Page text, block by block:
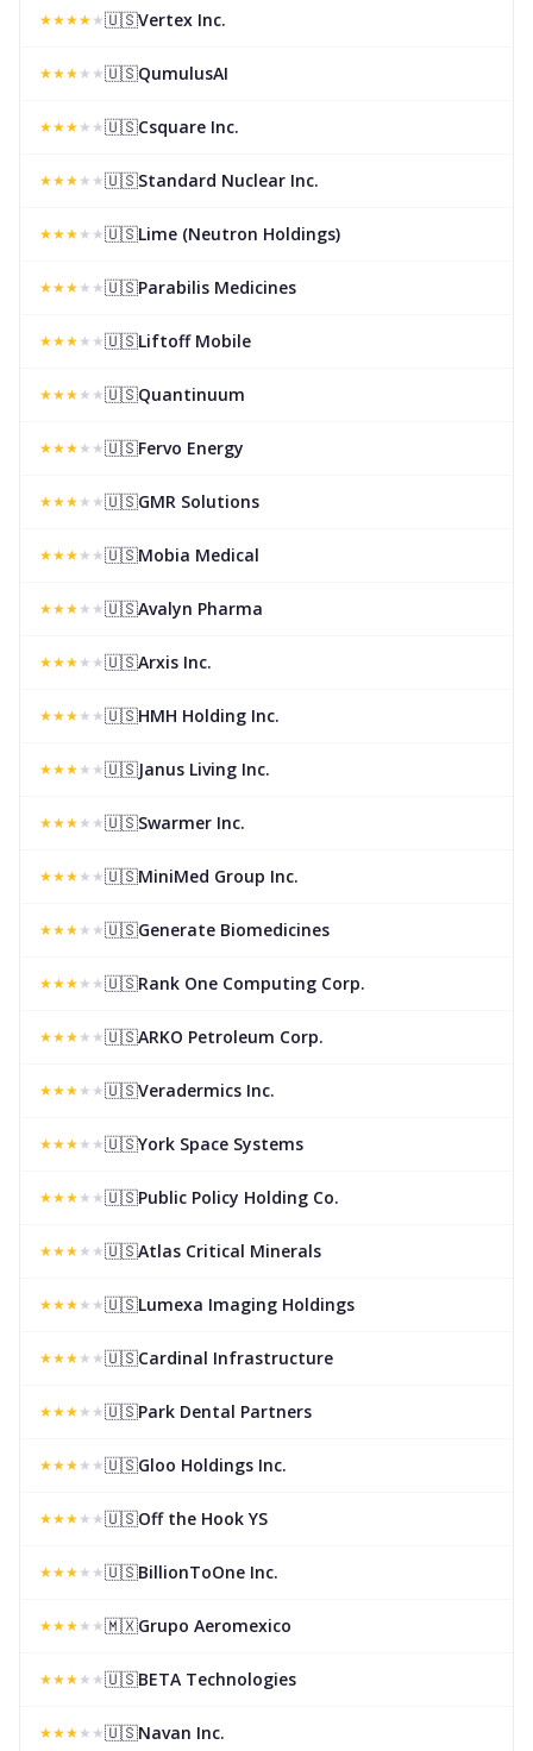
★★★★★🇺🇸Vertex Inc.
★★★★ ★🇺🇸QumulusAI
★★★★ ★🇺🇸Csquare Inc.
★★★★ ★🇺🇸Standard Nuclear Inc.
★★★★ ★🇺🇸Lime (Neutron Holdings)
★★★★ ★🇺🇸Parabilis Medicines
★★★★ ★🇺🇸Liftoff Mobile
★★★★ ★🇺🇸Quantinuum
★★★★ ★🇺🇸Fervo Energy
★★★★ ★🇺🇸GMR Solutions
★★★★ ★🇺🇸Mobia Medical
★★★★ ★🇺🇸Avalyn Pharma
★★★★ ★🇺🇸Arxis Inc.
★★★★ ★🇺🇸HMH Holding Inc.
★★★★ ★🇺🇸Janus Living Inc.
★★★★ ★🇺🇸Swarmer Inc.
★★★★ ★🇺🇸MiniMed Group Inc.
★★★★ ★🇺🇸Generate Biomedicines
★★★★ ★🇺🇸Rank One Computing Corp.
★★★★ ★🇺🇸ARKO Petroleum Corp.
★★★★ ★🇺🇸Veradermics Inc.
★★★★ ★🇺🇸York Space Systems
★★★★ ★🇺🇸Public Policy Holding Co.
★★★★ ★🇺🇸Atlas Critical Minerals
★★★★ ★🇺🇸Lumexa Imaging Holdings
★★★★ ★🇺🇸Cardinal Infrastructure
★★★★ ★🇺🇸Park Dental Partners
★★★★ ★🇺🇸Gloo Holdings Inc.
★★★★ ★🇺🇸Off the Hook YS
★★★★ ★🇺🇸BillionToOne Inc.
★★★★ ★🇲🇽Grupo Aeromexico
★★★★ ★🇺🇸BETA Technologies
★★★★ ★🇺🇸Navan Inc.